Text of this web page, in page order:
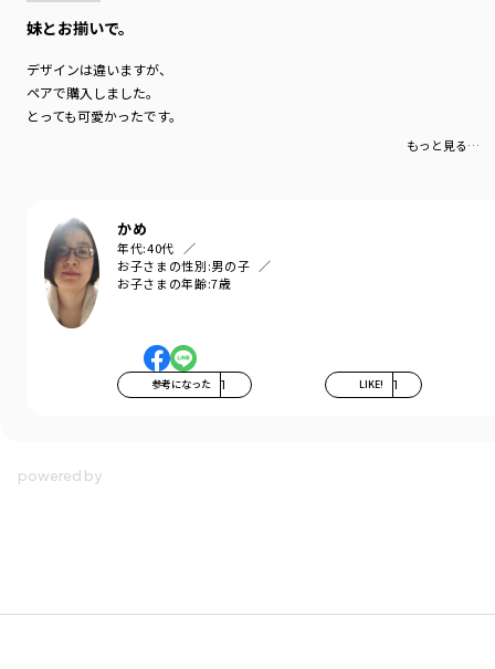
妹とお揃いで。
デザインは違いますが、
ペアで購入しました。
とっても可愛かったです。
もっと見る…
かめ
年代:40代
お子さまの性別:男の子
お子さまの年齢:7歳
参考になった 1 LIKE! 1